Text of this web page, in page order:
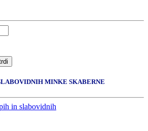
MINKE SKABERNE